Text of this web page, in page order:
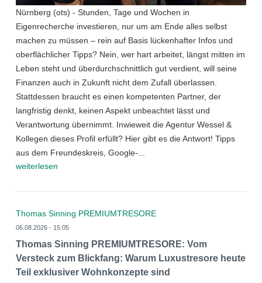
Nürnberg (ots) - Stunden, Tage und Wochen in
Eigenrecherche investieren, nur um am Ende alles selbst
machen zu müssen – rein auf Basis lückenhafter Infos und
oberflächlicher Tipps? Nein, wer hart arbeitet, längst mitten im
Leben steht und überdurchschnittlich gut verdient, will seine
Finanzen auch in Zukunft nicht dem Zufall überlassen.
Stattdessen braucht es einen kompetenten Partner, der
langfristig denkt, keinen Aspekt unbeachtet lässt und
Verantwortung übernimmt. Inwieweit die Agentur Wessel &
Kollegen dieses Profil erfüllt? Hier gibt es die Antwort! Tipps
aus dem Freundeskreis, Google-...
weiterlesen
Thomas Sinning PREMIUMTRESORE
06.08.2026 - 15:05
Thomas Sinning PREMIUMTRESORE: Vom
Versteck zum Blickfang: Warum Luxustresore heute
Teil exklusiver Wohnkonzepte sind